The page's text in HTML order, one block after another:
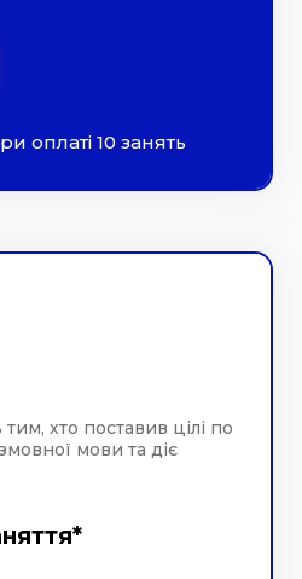
оплаті 10 занять
хто поставив цілі по
мови та діє